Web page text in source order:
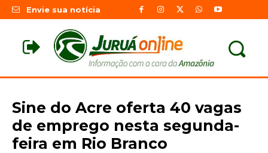
Envie sua notícia
Sine do Acre oferta 40 vagas
de emprego nesta segunda-
feira em Rio Branco